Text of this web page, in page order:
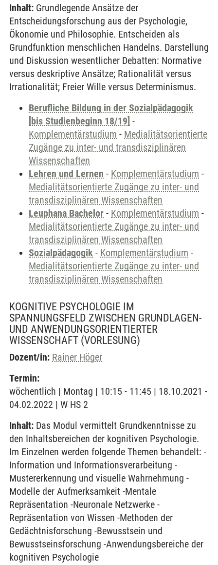
Inhalt: Grundlegende Ansätze der
Entscheidungsforschung aus der Psychologie,
Ökonomie und Philosophie. Entscheiden als
Grundfunktion menschlichen Handelns. Darstellung
und Diskussion wesentlicher Debatten: Normative
versus deskriptive Ansätze; Rationalität versus
Irrationalität; Freier Wille versus Determinismus.
Berufliche Bildung in der Sozialpädagogik
[bis Studienbeginn 18/19] -
Komplementärstudium - Medialitätsorientierte
Zugänge zu inter- und transdisziplinären
Wissenschaften
Lehren und Lernen - Komplementärstudium -
Medialitätsorientierte Zugänge zu inter- und
transdisziplinären Wissenschaften
Leuphana Bachelor - Komplementärstudium -
Medialitätsorientierte Zugänge zu inter- und
transdisziplinären Wissenschaften
Sozialpädagogik - Komplementärstudium -
Medialitätsorientierte Zugänge zu inter- und
transdisziplinären Wissenschaften
KOGNITIVE PSYCHOLOGIE IM
SPANNUNGSFELD ZWISCHEN GRUNDLAGEN-
UND ANWENDUNGSORIENTIERTER
WISSENSCHAFT (VORLESUNG)
Dozent/in: Rainer Höger
Termin:
wöchentlich | Montag | 10:15 - 11:45 | 18.10.2021 -
04.02.2022 | W HS 2
Inhalt: Das Modul vermittelt Grundkenntnisse zu
den Inhaltsbereichen der kognitiven Psychologie.
Im Einzelnen werden folgende Themen behandelt: -
Information und Informationsverarbeitung -
Mustererkennung und visuelle Wahrnehmung -
Modelle der Aufmerksamkeit -Mentale
Repräsentation -Neuronale Netzwerke -
Repräsentation von Wissen -Methoden der
Gedächtnisforschung -Bewusstsein und
Bewusstseinsforschung -Anwendungsbereiche der
kognitiven Psychologie